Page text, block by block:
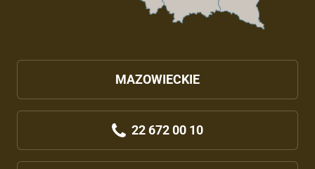
MAZOWIECKIE
22 672 00 10